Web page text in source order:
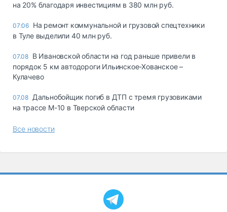
на 20% благодаря инвестициям в 380 млн руб.
07:06 На ремонт коммунальной и грузовой спецтехники
в Туле выделили 40 млн руб.
07.08 В Ивановской области на год раньше привели в
порядок 5 км автодороги Ильинское-Хованское –
Кулачево
07.08 Дальнобойщик погиб в ДТП с тремя грузовиками
на трассе М-10 в Тверской области
Все новости